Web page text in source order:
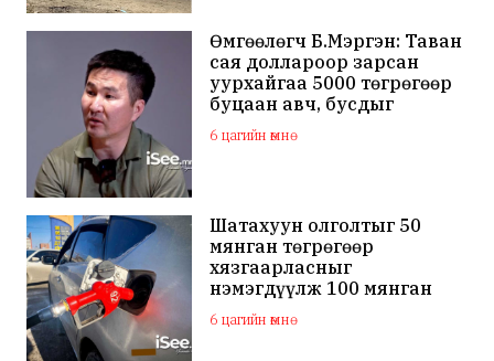
Өмгөөлөгч Б.Мэргэн: Таван
сая доллароор зарсан
уурхайгаа 5000 төгрөгөөр
буцаан авч, бусдыг
залилсан Ө.Ганзоригийн
өмгөөлөгч ёс зүйгүйгээр
6 цагийн өмнө
Шатахуун олголтыг 50
мянган төгрөгөөр
хязгаарласныг
нэмэгдүүлж 100 мянган
төгрөгт хүргэхээр судалж
байна
6 цагийн өмнө